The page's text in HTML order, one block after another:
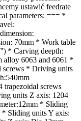
ustawić feedrate
parameters: === *
70mm * Work table
* Carving deepth:
alloy 6063 and 6061 *
screws * Driving units
trapezoidal screws
units Z axis: 1204
* Sliding
* Sliding units Y axis: